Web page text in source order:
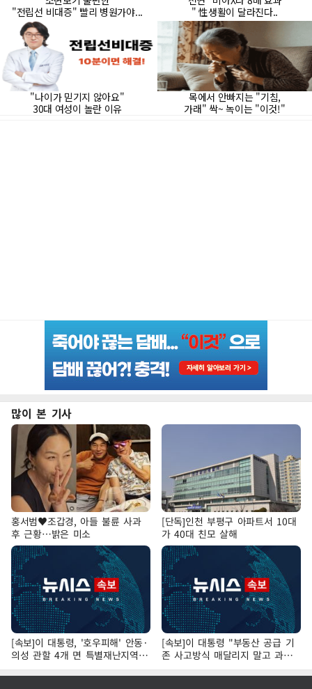
많이 본 기사
홍서범♥조갑경, 아들 불륜 사과
후 근황…밝은 미소
[단독]인천 부평구 아파트서 10대
가 40대 친모 살해
[속보]이 대통령, '호우피해' 안동·
의성 관할 4개 면 특별재난지역
선포
[속보]이 대통령 "부동산 공급 기
존 사고방식 매달리지 말고 과감
히 실천"